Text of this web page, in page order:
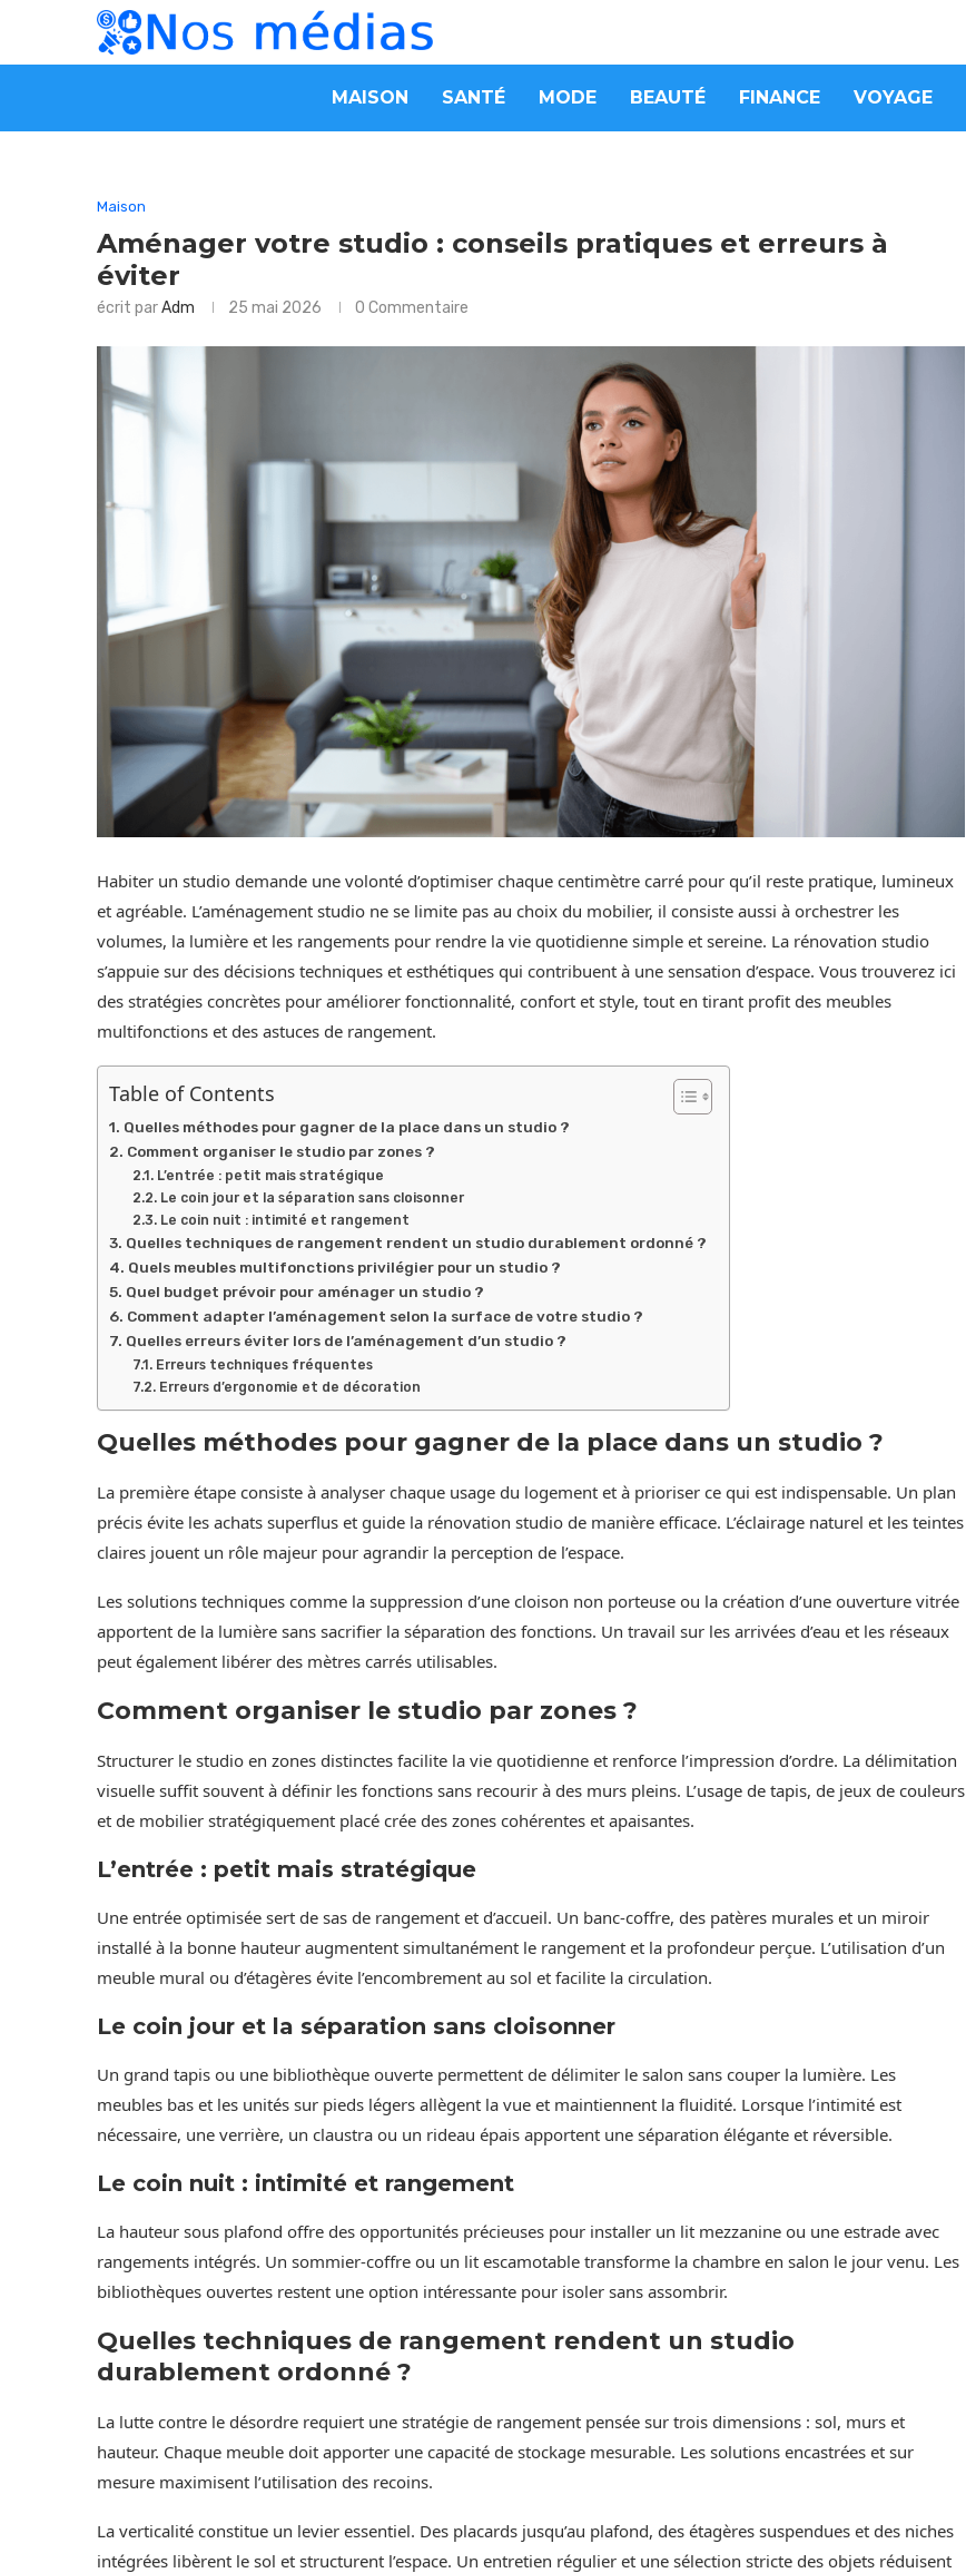
MAISON SANTÉ MODE BEAUTÉ FINANCE VOYAGE
Maison
Aménager votre studio : conseils pratiques et erreurs à
éviter
écrit parAdm 25 mai 2026 0 Commentaire
Habiter un studio demande une volonté d’optimiser chaque centimètre carré pour qu’il reste pratique, lumineux
et agréable. L’aménagement studio ne se limite pas au choix du mobilier, il consiste aussi à orchestrer les
volumes, la lumière et les rangements pour rendre la vie quotidienne simple et sereine. La rénovation studio
s’appuie sur des décisions techniques et esthétiques qui contribuent à une sensation d’espace. Vous trouverez ici
des stratégies concrètes pour améliorer fonctionnalité, confort et style, tout en tirant profit des meubles
multifonctions et des astuces de rangement.
Table of Contents
Quelles méthodes pour gagner de la place dans un studio ?
Comment organiser le studio par zones ?
L’entrée : petit mais stratégique
Le coin jour et la séparation sans cloisonner
Le coin nuit : intimité et rangement
Quelles techniques de rangement rendent un studio durablement ordonné ?
Quels meubles multifonctions privilégier pour un studio ?
Quel budget prévoir pour aménager un studio ?
Comment adapter l’aménagement selon la surface de votre studio ?
Quelles erreurs éviter lors de l’aménagement d’un studio ?
Erreurs techniques fréquentes
Erreurs d’ergonomie et de décoration
Quelles méthodes pour gagner de la place dans un studio ?
La première étape consiste à analyser chaque usage du logement et à prioriser ce qui est indispensable. Un plan
précis évite les achats superflus et guide la rénovation studio de manière efficace. L’éclairage naturel et les teintes
claires jouent un rôle majeur pour agrandir la perception de l’espace.
Les solutions techniques comme la suppression d’une cloison non porteuse ou la création d’une ouverture vitrée
apportent de la lumière sans sacrifier la séparation des fonctions. Un travail sur les arrivées d’eau et les réseaux
peut également libérer des mètres carrés utilisables.
Comment organiser le studio par zones ?
Structurer le studio en zones distinctes facilite la vie quotidienne et renforce l’impression d’ordre. La délimitation
visuelle suffit souvent à définir les fonctions sans recourir à des murs pleins. L’usage de tapis, de jeux de couleurs
et de mobilier stratégiquement placé crée des zones cohérentes et apaisantes.
L’entrée : petit mais stratégique
Une entrée optimisée sert de sas de rangement et d’accueil. Un banc-coffre, des patères murales et un miroir
installé à la bonne hauteur augmentent simultanément le rangement et la profondeur perçue. L’utilisation d’un
meuble mural ou d’étagères évite l’encombrement au sol et facilite la circulation.
Le coin jour et la séparation sans cloisonner
Un grand tapis ou une bibliothèque ouverte permettent de délimiter le salon sans couper la lumière. Les
meubles bas et les unités sur pieds légers allègent la vue et maintiennent la fluidité. Lorsque l’intimité est
nécessaire, une verrière, un claustra ou un rideau épais apportent une séparation élégante et réversible.
Le coin nuit : intimité et rangement
La hauteur sous plafond offre des opportunités précieuses pour installer un lit mezzanine ou une estrade avec
rangements intégrés. Un sommier-coffre ou un lit escamotable transforme la chambre en salon le jour venu. Les
bibliothèques ouvertes restent une option intéressante pour isoler sans assombrir.
Quelles techniques de rangement rendent un studio
durablement ordonné ?
La lutte contre le désordre requiert une stratégie de rangement pensée sur trois dimensions : sol, murs et
hauteur. Chaque meuble doit apporter une capacité de stockage mesurable. Les solutions encastrées et sur
mesure maximisent l’utilisation des recoins.
La verticalité constitue un levier essentiel. Des placards jusqu’au plafond, des étagères suspendues et des niches
intégrées libèrent le sol et structurent l’espace. Un entretien régulier et une sélection stricte des objets réduisent